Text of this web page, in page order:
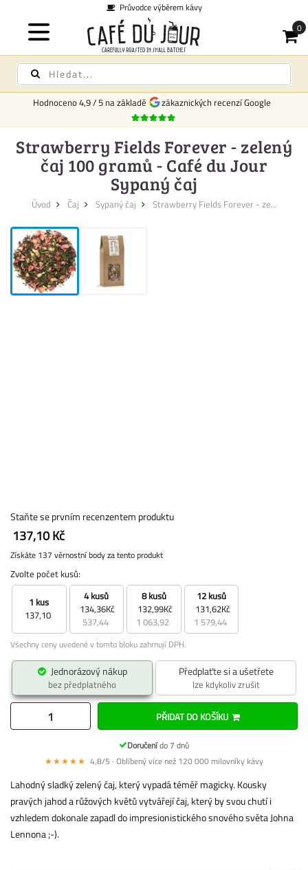
Průvodce výběrem kávy
Hodnoceno4,9/5 na základě zákaznických recenzí Google
Strawberry Fields Forever - zelený
čaj 100 gramů - Café du Jour
Sypaný čaj
Úvod Čaj Sypaný čaj Strawberry Fields Forever - ze...
Staňte se prvním recenzentem produktu
137,10 Kč
Získáte 137 věrnostní body za tento produkt
Zvolte počet kusů:
1 kus
137,10
4 kusů
134,36Kč
537,44
8 kusů
132,99Kč
1 063,92
12 kusů
131,62Kč
1 579,44
Všechny ceny uvedené v tomto bloku zahrnují DPH.
Jednorázový nákup
bez předplatného
Předplaťte si a ušetřete
lze kdykoliv zrušit
PŘIDAT DO KOŠÍKU
Doručenído 7 dnů
★★★★★ 4,8/5 · Oblíbený více než 120 000 milovníky kávy
Lahodný sladký zelený čaj, který vypadá téměř magicky. Kousky
pravých jahod a růžových květů vytvářejí čaj, který by svou chutí i
vzhledem dokonale zapadl do impresionistického snového světa Johna
Lennona ;-).